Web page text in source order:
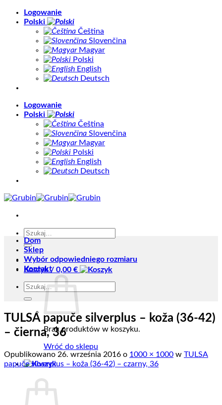
Skip
Logowanie
Polski
Čeština
Slovenčina
Magyar
Polski
English
Deutsch
Logowanie
Polski
Čeština
Slovenčina
Magyar
Polski
English
Deutsch
Szukaj:
Koszyk / 0,00 €
Brak produktów w koszyku.
Wróć do sklepu
Dom
Sklep
Wybór odpowiedniego rozmiaru
Kontakt
Szukaj:
TULSA papuče silverplus – koža (36-42)
– čierna, 36
Opublikowano 26. września 2016 o 1000 × 1000 w TULSA
papuče silverplus – koža (36-42) – czarny, 36